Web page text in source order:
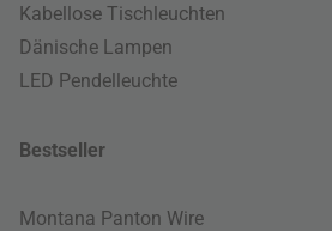
Kabellose Tischleuchten
Dänische Lampen
LED Pendelleuchte
Bestseller
Montana Panton Wire